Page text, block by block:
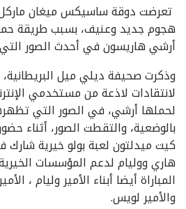
تعرضت دوقة ساسيكس ميغان ماركل
هجوم جديد وعنيف، بسبب طريقة
أرشي هاريسون في أحدث الصور
وذكرت صحيفة ديلي ميل
لانتقادات لاذعة من مستخدمي
لحملها أرشي، في الصور التي
بالوضعية، والتقطت الصور، أثناء
كيت ميدلتون لعبة بولو خيرية شارك
هاري ووليام لدعم المؤسسات
المباراة أيضا أبناء الأمير وليام ،
والأمير لويس.